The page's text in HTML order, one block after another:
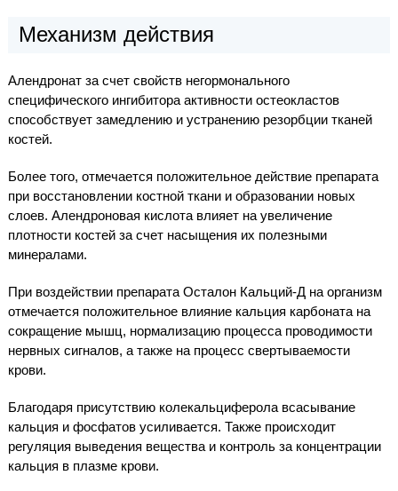
Механизм действия
Алендронат за счет свойств негормонального
специфического ингибитора активности остеокластов
способствует замедлению и устранению резорбции тканей
костей.
Более того, отмечается положительное действие препарата
при восстановлении костной ткани и образовании новых
слоев. Алендроновая кислота влияет на увеличение
плотности костей за счет насыщения их полезными
минералами.
При воздействии препарата Осталон Кальций-Д на организм
отмечается положительное влияние кальция карбоната на
сокращение мышц, нормализацию процесса проводимости
нервных сигналов, а также на процесс свертываемости
крови.
Благодаря присутствию колекальциферола всасывание
кальция и фосфатов усиливается. Также происходит
регуляция выведения вещества и контроль за концентрации
кальция в плазме крови.